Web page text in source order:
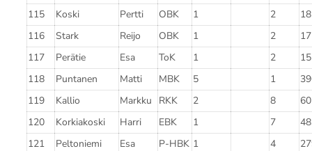
115
Koski Pertti OBK 1 2
116
Stark Reijo OBK 1 2
117
Perätie Esa ToK 1 2
118
Puntanen Matti MBK 5 1
119
Kallio Markku RKK 2 8
120
Korkiakoski Harri EBK 1 7
121
Peltoniemi Esa P-HBK 1 4